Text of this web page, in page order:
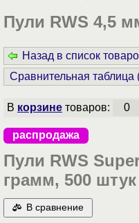
Пули RWS 4,5
Назад в список
Сравнительная таблица
В корзинетоваров: 0
распродажа
Пули RWS
грамм, 500 штук
В сравнение